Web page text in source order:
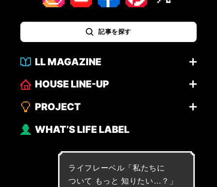
記事を探す
LL MAGAZINE
HOUSE LINE-UP
PROJECT
WHAT’S LIFE LABEL
ライフレーベル「私たち に
ついて も っ と 知 り た い … ？ 」